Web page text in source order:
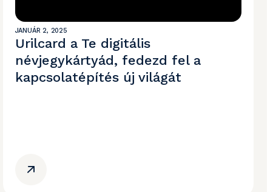
JANUÁR 2, 2025
Urilcard a Te digitális
névjegykártyád, fedezd fel a
kapcsolatépítés új világát